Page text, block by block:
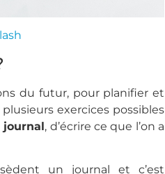
du futur, pour planifier et
exercices possibles
journal, d’écrire ce que l’on a
un journal et c’est